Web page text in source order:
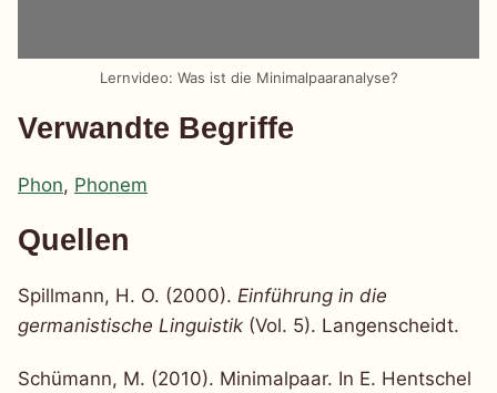
Lernvideo: Was ist die Minimalpaaranalyse?
Verwandte Begriffe
Phon, Phonem
Quellen
Spillmann, H. O. (2000). Einführung in die
germanistische Linguistik (Vol. 5). Langenscheidt.
Schümann, M. (2010). Minimalpaar. In E. Hentschel